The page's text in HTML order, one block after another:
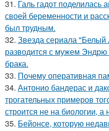
31. Галь гадот
своей беременности и
был трудным.
32. Звезда сериала "Белый
разводится с мужем
брака.
33. Почему оперативная
34. Антонио бандерас и
трогательных примеров
строится не на биологии,
35. Бейонсе, которую